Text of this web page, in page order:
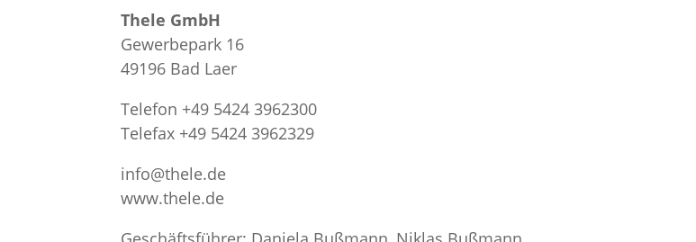
Thele GmbH
Gewerbepark 16
49196 Bad Laer
Telefon +49 5424 3962300
Telefax +49 5424 3962329
info@thele.de
www.thele.de